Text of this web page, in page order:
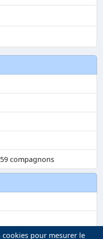
compagnons
pour mesurer le